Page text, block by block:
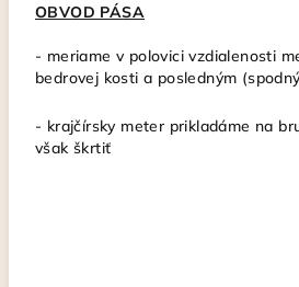
OBVOD PÁSA
- meriame v polovici vzdialenosti
bedrovej kosti a posledným
- krajčírsky meterprikladáme na
však škrtiť